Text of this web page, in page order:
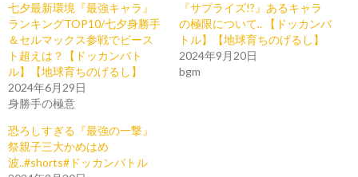
七夕最新環境『最強キャラ』
ランキングTOP10/七夕身勝手
＆セルマックス参戦でビース
ト超えは？【ドッカンバト
ル】【地球育ちのげるし】
2024年6月29日
身勝手の極意
『サプライズ!?』あるキャラ
の極限について.. 【ドッカンバ
トル】【地球育ちのげるし】
2024年9月20日
bgm
恐ろしすぎる『最強の一撃』
祭親子三大かめはめ
波..#shorts#ドッカンバトル